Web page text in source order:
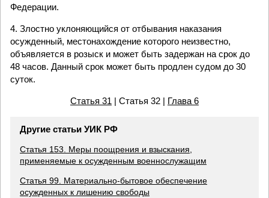
Федерации.
4. Злостно уклоняющийся от отбывания наказания
осужденный, местонахождение которого неизвестно,
объявляется в розыск и может быть задержан на срок до
48 часов. Данный срок может быть продлен судом до 30
суток.
Статья 31 | Статья 32 | Глава 6
Другие статьи УИК РФ
Статья 153. Меры поощрения и взыскания,
применяемые к осужденным военнослужащим
Статья 99. Материально-бытовое обеспечение
осужденных к лишению свободы